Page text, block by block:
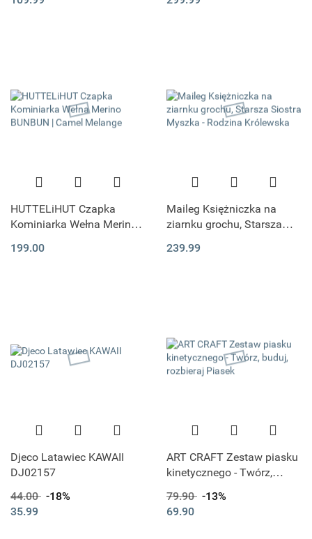
Cloud box
HUTTELiHUT Czapka
Kominiarka Wełna Merino
199.00
Maileg Księżniczka na
ziarnku grochu, Starsza
Królewska
239.99
Djeco Latawiec KAWAII
DJ02157
44.00 -18%
35.99
ART CRAFT Zestaw piasku
kinetycznego - Twórz,
79.90 -13%
69.90